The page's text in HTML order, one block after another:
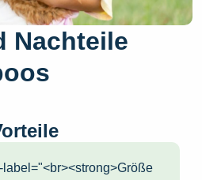
Nachteile